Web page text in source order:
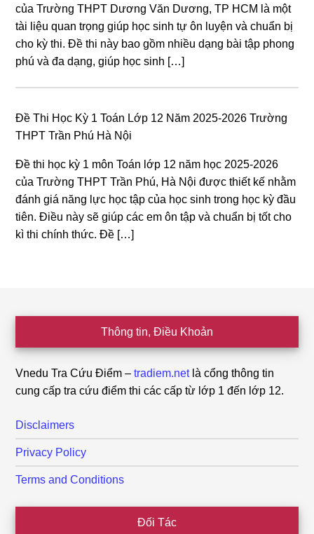
của Trường THPT Dương Văn Dương, TP HCM là một
tài liệu quan trọng giúp học sinh tự ôn luyện và chuẩn bị
cho kỳ thi. Đề thi này bao gồm nhiều dạng bài tập phong
phú và đa dạng, giúp học sinh […]
Đề Thi Học Kỳ 1 Toán Lớp 12 Năm 2025-2026 Trường
THPT Trần Phú Hà Nội
Đề thi học kỳ 1 môn Toán lớp 12 năm học 2025-2026
của Trường THPT Trần Phú, Hà Nội được thiết kế nhằm
đánh giá năng lực học tập của học sinh trong học kỳ đầu
tiên. Điều này sẽ giúp các em ôn tập và chuẩn bị tốt cho
kì thi chính thức. Đề […]
Thông tin, Điều Khoản
Vnedu Tra Cứu Điểm –tradiem.netlà cổng thông tin
cung cấp tra cứu điểm thi các cấp từ lớp 1 đến lớp 12.
Disclaimers
Privacy Policy
Terms and Conditions
Đối Tác